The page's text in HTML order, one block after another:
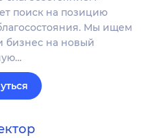
поиск на позицию
Мы ищем
бизнес на новый